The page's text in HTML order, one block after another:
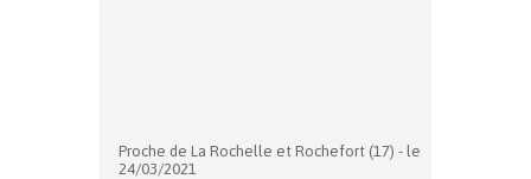
Proche de La Rochelle et Rochefort (17) - le
24/03/2021